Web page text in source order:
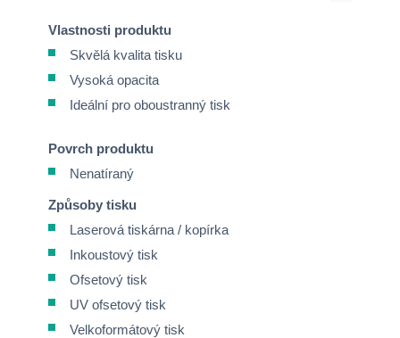
Vlastnosti produktu
Skvělá kvalita tisku
Vysoká opacita
Ideální pro oboustranný tisk
Povrch produktu
Nenatíraný
Způsoby tisku
Laserová tiskárna / kopírka
Inkoustový tisk
Ofsetový tisk
UV ofsetový tisk
Velkoformátový tisk